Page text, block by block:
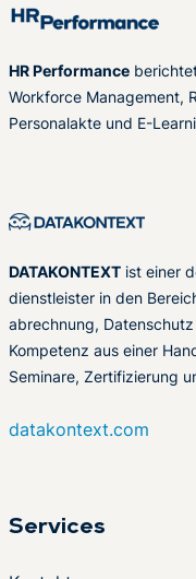
HR Performance
Workforce Management,
Personalakte und E-
DATAKONTEXT ist einer
dienstleister in den
abrechnung,
Kompetenz aus einer
Seminare, Zertifizierung
datakontext.com
Services